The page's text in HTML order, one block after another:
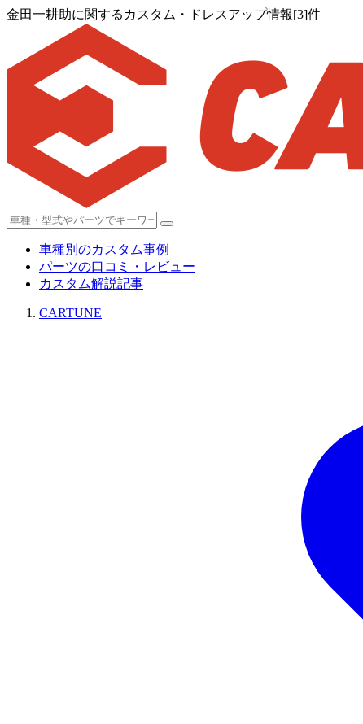
金田一耕助に関するカスタム・ドレスアップ情報[3]件
車種別のカスタム事例
パーツの口コミ・レビュー
カスタム解説記事
CARTUNE